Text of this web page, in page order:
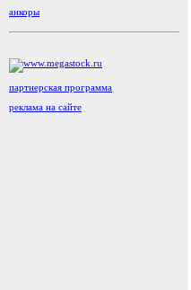
анкоры
партнерская программа
реклама на сайте